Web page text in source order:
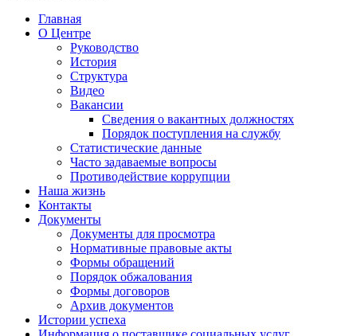
Главная
О Центре
Руководство
История
Структура
Видео
Вакансии
Сведения о вакантных должностях
Порядок поступления на службу
Статистические данные
Часто задаваемые вопросы
Противодействие коррупции
Наша жизнь
Контакты
Документы
Документы для просмотра
Нормативные правовые акты
Формы обращений
Порядок обжалования
Формы договоров
Архив документов
Истории успеха